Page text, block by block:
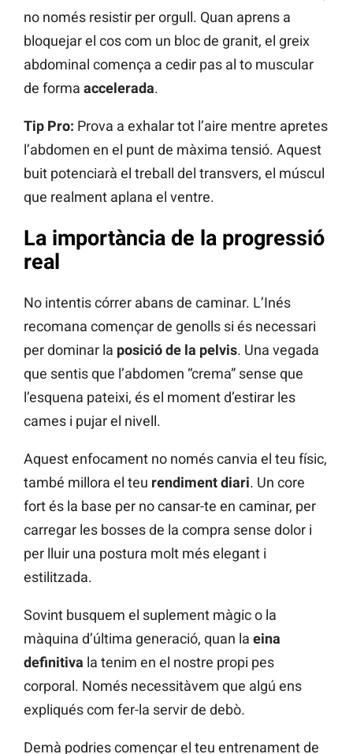
no només resistir per orgull. Quan aprens a
bloquejar el cos com un bloc de granit, el greix
abdominal comença a cedir pas al to muscular
de forma accelerada.
Tip Pro: Prova a exhalar tot l’aire mentre apretes
l’abdomen en el punt de màxima tensió. Aquest
buit potenciarà el treball del transvers, el múscul
que realment aplana el ventre.
La importància de la progressió
real
No intentis córrer abans de caminar. L’Inés
recomana començar de genolls si és necessari
per dominar la posició de la pelvis. Una vegada
que sentis que l’abdomen “crema” sense que
l’esquena pateixi, és el moment d’estirar les
cames i pujar el nivell.
Aquest enfocament no només canvia el teu físic,
també millora el teu rendiment diari. Un core
fort és la base per no cansar-te en caminar, per
carregar les bosses de la compra sense dolor i
per lluir una postura molt més elegant i
estilitzada.
Sovint busquem el suplement màgic o la
màquina d’última generació, quan la eina
definitiva la tenim en el nostre propi pes
corporal. Només necessitàvem que algú ens
expliqués com fer-la servir de debò.
Demà podries començar el teu entrenament de